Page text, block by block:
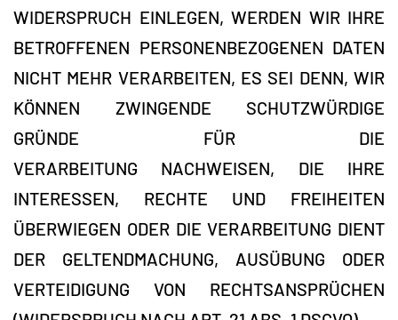
WIDERSPRUCH EINLEGEN, WERDEN WIR IHRE
BETROFFENEN PERSONENBEZOGENEN DATEN
NICHT MEHR VERARBEITEN, ES SEI DENN, WIR
KÖNNEN ZWINGENDE SCHUTZWÜRDIGE
GRÜNDE FÜR DIE
VERARBEITUNG NACHWEISEN, DIE IHRE
INTERESSEN, RECHTE UND FREIHEITEN
ÜBERWIEGEN ODER DIE VERARBEITUNG DIENT
DER GELTENDMACHUNG, AUSÜBUNG ODER
VERTEIDIGUNG VON RECHTSANSPRÜCHEN